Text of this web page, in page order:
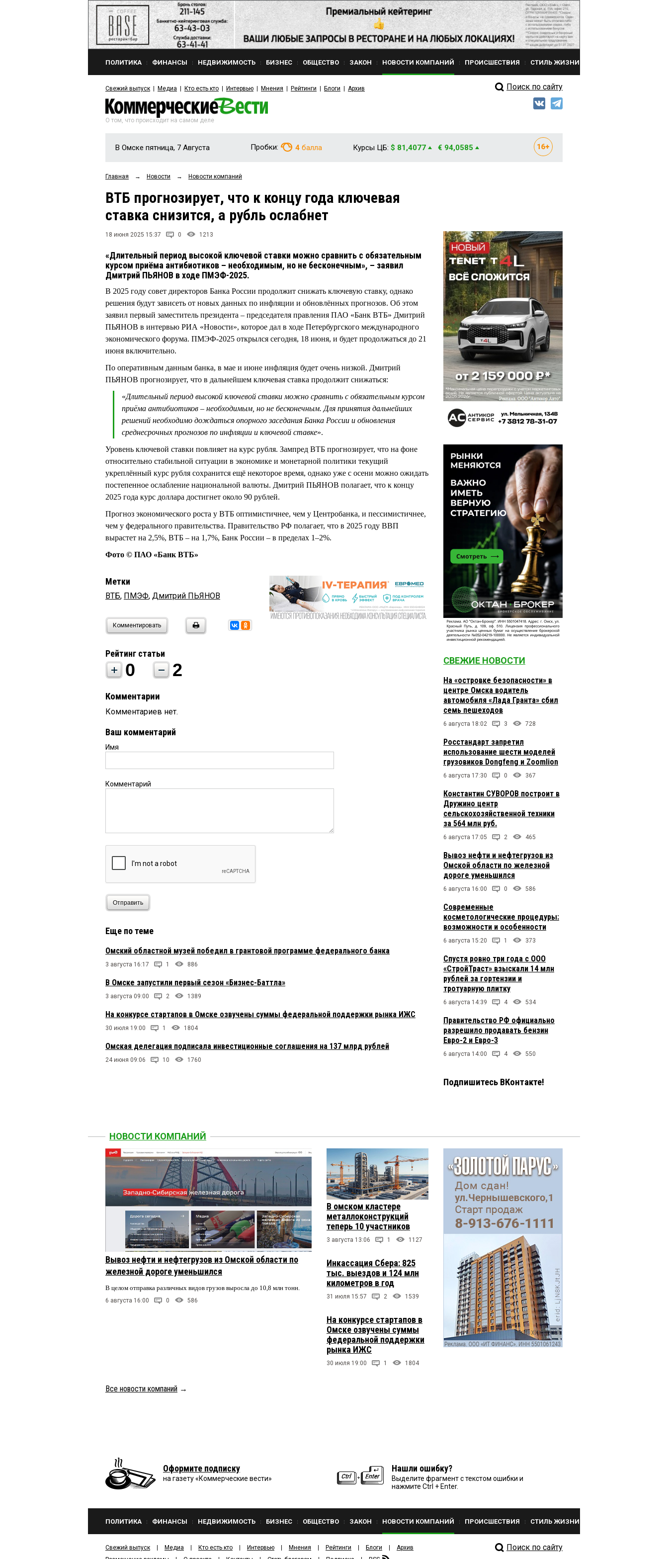
ПОЛИТИКА ФИНАНСЫ НЕДВИЖИМОСТЬ БИЗНЕС ОБЩЕСТВО ЗАКОН НОВОСТИ КОМПАНИЙ ПРОИСШЕСТВИЯ СТИЛЬ ЖИЗНИ
Свежий выпуск Медиа Кто есть кто Интервью Мнения Рейтинги Блоги Архив Поиск по сайту
О том, что происходит на самом деле
В Омске пятница, 7 Августа Пробки: 4 балла Курсы ЦБ: $ 81,4077 € 94,0585
Главная → Новости → Новости компаний
ВТБ прогнозирует, что к концу года ключевая
ставка снизится, а рубль ослабнет
18 июня 2025 15:37 0 1213
«Длительный период высокой ключевой ставки можно сравнить с обязательным
курсом приёма антибиотиков – необходимым, но не бесконечным», – заявил
Дмитрий ПЬЯНОВ в ходе ПМЭФ-2025.
В 2025 году совет директоров Банка России продолжит снижать ключевую ставку, однако
решения будут зависеть от новых данных по инфляции и обновлённых прогнозов. Об этом
заявил первый заместитель президента – председателя правления ПАО «Банк ВТБ» Дмитрий
ПЬЯНОВ в интервью РИА «Новости», которое дал в ходе Петербургского международного
экономического форума. ПМЭФ-2025 открылся сегодня, 18 июня, и будет продолжаться до 21
июня включительно.
По оперативным данным банка, в мае и июне инфляция будет очень низкой. Дмитрий
ПЬЯНОВ прогнозирует, что в дальнейшем ключевая ставка продолжит снижаться:
«Длительный период высокой ключевой ставки можно сравнить с обязательным курсом
приёма антибиотиков – необходимым, но не бесконечным. Для принятия дальнейших
решений необходимо дождаться опорного заседания Банка России и обновления
среднесрочных прогнозов по инфляции и ключевой ставке».
Уровень ключевой ставки повлияет на курс рубля. Зампред ВТБ прогнозирует, что на фоне
относительно стабильной ситуации в экономике и монетарной политики текущий
укреплённый курс рубля сохранится ещё некоторое время, однако уже с осени можно ожидать
постепенное ослабление национальной валюты. Дмитрий ПЬЯНОВ полагает, что к концу
2025 года курс доллара достигнет около 90 рублей.
Прогноз экономического роста у ВТБ оптимистичнее, чем у Центробанка, и пессимистичнее,
чем у федерального правительства. Правительство РФ полагает, что в 2025 году ВВП
вырастет на 2,5%, ВТБ – на 1,7%, Банк России – в пределах 1–2%.
Фото © ПАО «Банк ВТБ»
Метки
ВТБ, ПМЭФ, Дмитрий ПЬЯНОВ
Комментировать
Рейтинг статьи
0 2
Комментарии
Комментариев нет.
Ваш комментарий
Имя
Комментарий
Отправить
Еще по теме
Омский областной музей победил в грантовой программе федерального банка
3 августа 16:17 1 886
В Омске запустили первый сезон «Бизнес-Баттла»
3 августа 09:00 2 1389
На конкурсе стартапов в Омске озвучены суммы федеральной поддержки рынка ИЖС
30 июля 19:00 1 1804
Омская делегация подписала инвестиционные соглашения на 137 млрд рублей
24 июня 09:06 10 1760
СВЕЖИЕ НОВОСТИ
На «островке безопасности» в
центре Омска водитель
автомобиля «Лада Гранта» сбил
семь пешеходов
6 августа 18:02 3 728
Росстандарт запретил
использование шести моделей
грузовиков Dongfeng и Zoomlion
6 августа 17:30 0 367
Константин СУВОРОВ построит в
Дружино центр
сельскохозяйственной техники
за 564 млн руб.
6 августа 17:05 2 465
Вывоз нефти и нефтегрузов из
Омской области по железной
дороге уменьшился
6 августа 16:00 0 586
Современные
косметологические процедуры:
возможности и особенности
6 августа 15:20 1 373
Спустя ровно три года с ООО
«СтройТраст» взыскали 14 млн
рублей за гортензии и
тротуарную плитку
6 августа 14:39 4 534
Правительство РФ официально
разрешило продавать бензин
Евро-2 и Евро-3
6 августа 14:00 4 550
Подпишитесь ВКонтакте!
НОВОСТИ КОМПАНИЙ
Вывоз нефти и нефтегрузов из Омской области по
железной дороге уменьшился
В целом отправка различных видов грузов выросла до 10,8 млн тонн.
6 августа 16:00 0 586
В омском кластере
металлоконструкций
теперь 10 участников
3 августа 13:06 1 1127
Инкассация Сбера: 825
тыс. выездов и 124 млн
километров в год
31 июля 15:57 2 1539
На конкурсе стартапов в
Омске озвучены суммы
федеральной поддержки
рынка ИЖС
30 июля 19:00 1 1804
Все новости компаний →
Оформите подписку
на газету «Коммерческие вести»
Нашли ошибку?
Выделите фрагмент с текстом ошибки и
нажмите Ctrl + Enter.
ПОЛИТИКА ФИНАНСЫ НЕДВИЖИМОСТЬ БИЗНЕС ОБЩЕСТВО ЗАКОН НОВОСТИ КОМПАНИЙ ПРОИСШЕСТВИЯ СТИЛЬ ЖИЗНИ
Свежий выпуск Медиа Кто есть кто Интервью Мнения Рейтинги Блоги
Архив
Поиск по сайту